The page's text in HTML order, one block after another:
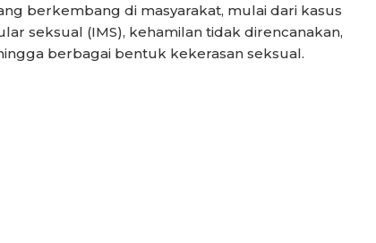
berkembang di masyarakat, mulai dari kasus
seksual (IMS), kehamilan tidak direncanakan,
berbagai bentuk kekerasan seksual.